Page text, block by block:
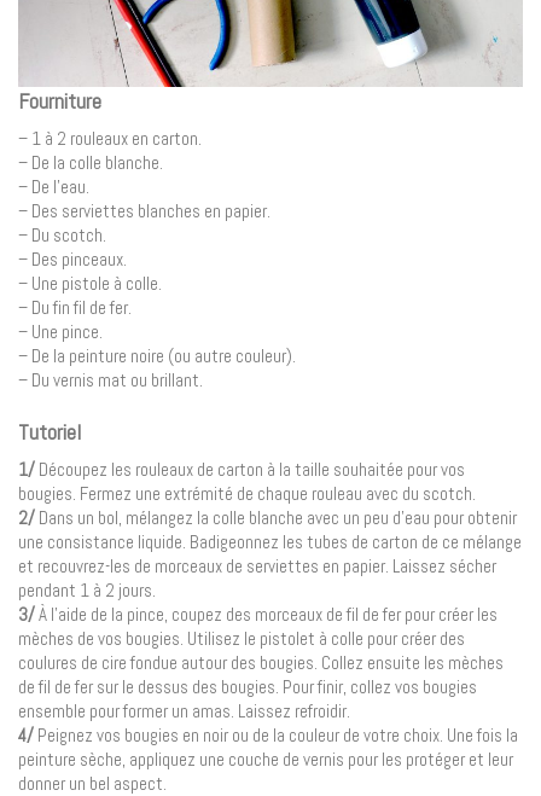
Fourniture
– 1 à 2 rouleaux en carton.
– De la colle blanche.
– De l’eau.
– Des serviettes blanches en papier.
– Du scotch.
– Des pinceaux.
– Une pistole à colle.
– Du fin fil de fer.
– Une pince.
– De la peinture noire (ou autre couleur).
– Du vernis mat ou brillant.
Tutoriel
1/ Découpez les rouleaux de carton à la taille souhaitée pour vos
bougies. Fermez une extrémité de chaque rouleau avec du scotch.
2/ Dans un bol, mélangez la colle blanche avec un peu d’eau pour obtenir
une consistance liquide. Badigeonnez les tubes de carton de ce mélange
et recouvrez-les de morceaux de serviettes en papier. Laissez sécher
pendant 1 à 2 jours.
3/À l’aide de la pince, coupez des morceaux de fil de fer pour créer les
mèches de vos bougies. Utilisez le pistolet à colle pour créer des
coulures de cire fondue autour des bougies. Collez ensuite les mèches
de fil de fer sur le dessus des bougies. Pour finir, collez vos bougies
ensemble pour former un amas. Laissez refroidir.
4/ Peignez vos bougies en noir ou de la couleur de votre choix. Une fois la
peinture sèche, appliquez une couche de vernis pour les protéger et leur
donner un bel aspect.